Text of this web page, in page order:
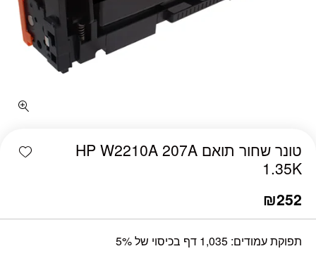
טונר שחור תואם HP W2210A 207A
1.35K
₪252
תפוקת עמודים: 1,035 דף בכיסוי של 5%